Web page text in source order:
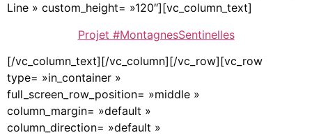
Line » custom_height= »120″][vc_column_text]
Projet #MontagnesSentinelles
[/vc_column_text][/vc_column][/vc_row][vc_row
type= »in_container »
full_screen_row_position= »middle »
column_margin= »default »
column_direction= »default »